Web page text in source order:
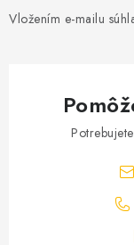
Vložením e-mailu